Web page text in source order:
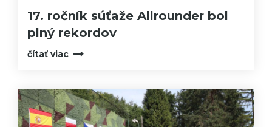
17. ročník súťaže Allrounder bol
plný rekordov
čítať viac